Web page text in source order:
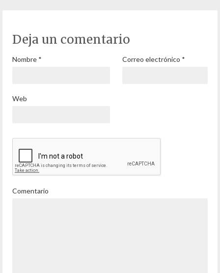
Deja un comentario
Nombre * Correo electrónico *
Web
Comentario